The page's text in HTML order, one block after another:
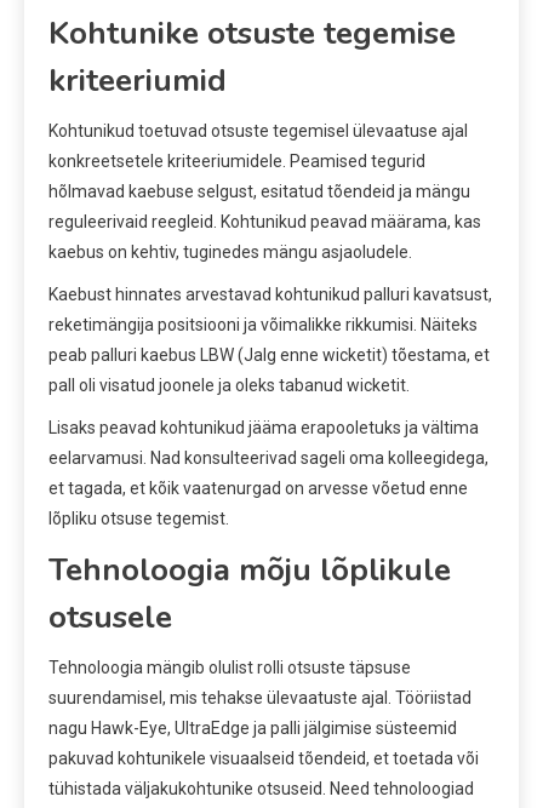
Kohtunike otsuste tegemise
kriteeriumid
Kohtunikud toetuvad otsuste tegemisel ülevaatuse ajal
konkreetsetele kriteeriumidele. Peamised tegurid
hõlmavad kaebuse selgust, esitatud tõendeid ja mängu
reguleerivaid reegleid. Kohtunikud peavad määrama, kas
kaebus on kehtiv, tuginedes mängu asjaoludele.
Kaebust hinnates arvestavad kohtunikud palluri kavatsust,
reketimängija positsiooni ja võimalikke rikkumisi. Näiteks
peab palluri kaebus LBW (Jalg enne wicketit) tõestama, et
pall oli visatud joonele ja oleks tabanud wicketit.
Lisaks peavad kohtunikud jääma erapooletuks ja vältima
eelarvamusi. Nad konsulteerivad sageli oma kolleegidega,
et tagada, et kõik vaatenurgad on arvesse võetud enne
lõpliku otsuse tegemist.
Tehnoloogia mõju lõplikule
otsusele
Tehnoloogia mängib olulist rolli otsuste täpsuse
suurendamisel, mis tehakse ülevaatuste ajal. Tööriistad
nagu Hawk-Eye, UltraEdge ja palli jälgimise süsteemid
pakuvad kohtunikele visuaalseid tõendeid, et toetada või
tühistada väljakukohtunike otsuseid. Need tehnoloogiad